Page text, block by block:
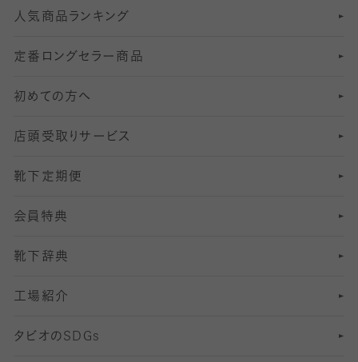
211デニールタイツ以上（防寒・厚手タイツ）
6 分丈レギンス
7 分丈 レギンス
8分丈 レギンス
10分丈 レギンス
12分丈レギンス
13分丈レギンス
オールスルーストッキング
冠婚葬祭向けソックス・靴下
スーツカジュアルソックス・靴下
ロングホーズ
ゴルフソックス・靴下
サッカー・フットサル用ソックス
ヨガソックス・靴下
スポーツ用レッグウォーマー
SSサイズ（21～23cm）
Sサイズ（22～25cm）
Mサイズ（25～27cm）
Lサイズ（27～29cm）
インナーソックス
加圧・着圧ソックス
冷えとり靴下
着圧・加圧タイツ
むくみ対策
足の疲れ対策
足の臭い対策
冷え対策
靴ずれ対策
人気商品ランキング
定番ロングセラー商品
初めての方へ
店頭受取りサービス
靴下定期便
会員特典
靴下辞典
工場紹介
タビオのSDGs